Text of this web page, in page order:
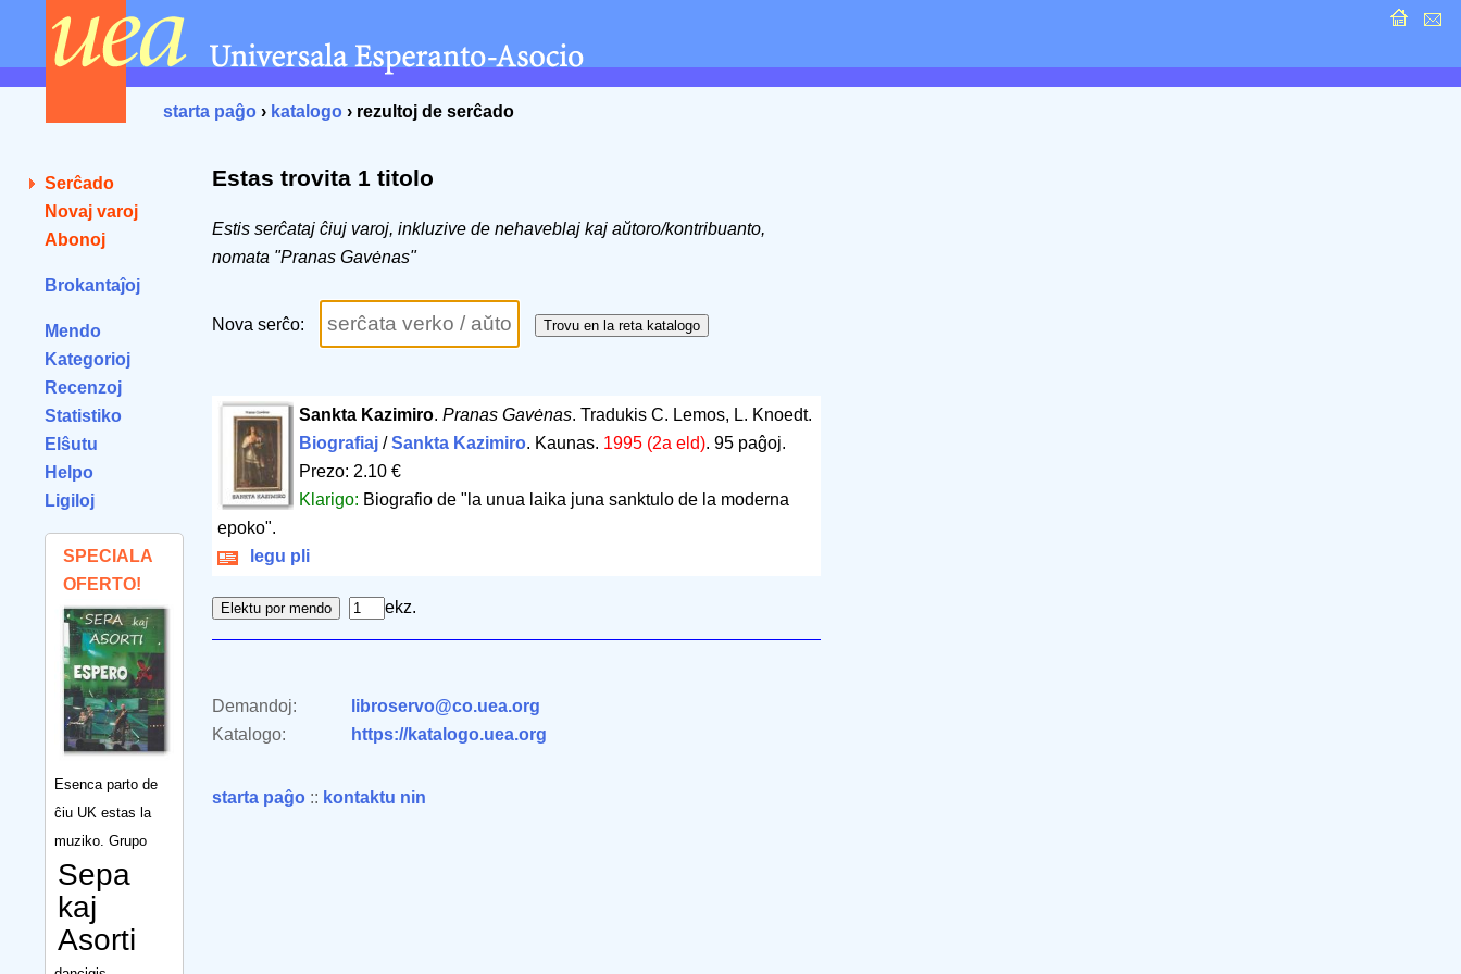
starta paĝo › katalogo › rezultoj de serĉado
Serĉado
Novaj varoj
Abonoj
Brokantaĵoj
Mendo
Kategorioj
Recenzoj
Statistiko
Elŝutu
Helpo
Ligiloj
SPECIALA
OFERTO!
Esenca parto de
ĉiu UK estas la
muziko. Grupo
Sepa
kaj
Asorti
Estas trovita 1 titolo
Estis serĉataj ĉiuj varoj, inkluzive de nehaveblaj kaj aŭtoro/kontribuanto,
nomata "Pranas Gavėnas"
Nova serĉo:
Sankta Kazimiro. Pranas Gavėnas. Tradukis C. Lemos, L. Knoedt.
Biografiaj /Sankta Kazimiro. Kaunas. 1995 (2a eld). 95 paĝoj.
Prezo: 2.10 €
Klarigo: Biografio de "la unua laika juna sanktulo de la moderna
epoko".
legu pli
ekz.
Demandoj:
libroservo@co.uea.org
Katalogo:
https://katalogo.uea.org
starta paĝo :: kontaktu nin